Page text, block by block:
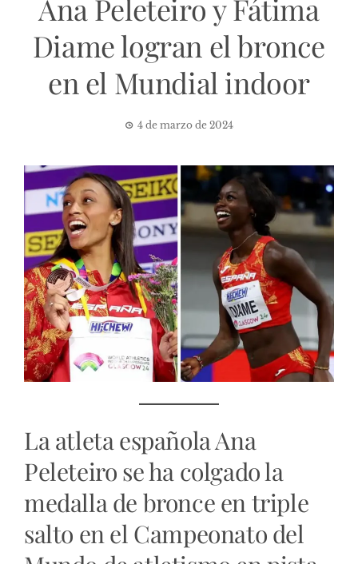
Ana Peleteiro y Fátima
Diame logran el bronce
en el Mundial indoor
4 de marzo de 2024
La atleta española Ana
Peleteiro se ha colgado la
medalla de bronce en triple
salto en el Campeonato del